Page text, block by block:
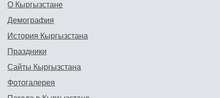
О Кыргызстане
Демография
История Кыргызстана
Праздники
Сайты Кыргызстана
Фотогалерея